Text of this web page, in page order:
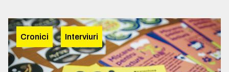
Cronici Interviuri